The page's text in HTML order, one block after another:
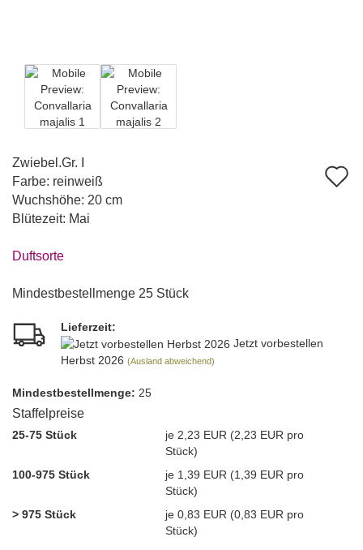
Zwiebel.Gr. I
Farbe: reinweiß
Wuchshöhe: 20 cm
Blütezeit: Mai
Duftsorte
Mindestbestellmenge 25 Stück
Lieferzeit:
Jetzt vorbestellen
Herbst 2026 (Ausland abweichend)
Mindest­bestellmenge: 25
Staffelpreise
25-75 Stück
je 2,23 EUR (2,23 EUR pro
Stück)
100-975 Stück
je 1,39 EUR (1,39 EUR pro
Stück)
> 975 Stück
je 0,83 EUR (0,83 EUR pro
Stück)